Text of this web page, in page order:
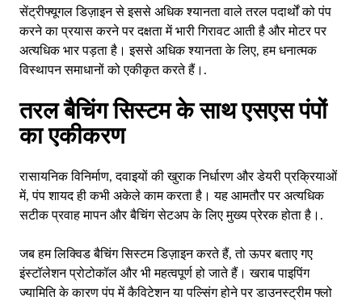
सेंट्रीफ्यूगल डिज़ाइन से इससे अधिक श्यानता वाले तरल पदार्थों को पंप
करने का प्रयास करने पर दक्षता में भारी गिरावट आती है और मोटर पर
अत्यधिक भार पड़ता है। इससे अधिक श्यानता के लिए, हम धनात्मक
विस्थापन समाधानों को एकीकृत करते हैं।.
तरल बैचिंग सिस्टम के साथ एसएस पंपों
का एकीकरण
रासायनिक विनिर्माण, दवाइयों की खुराक निर्धारण और डेयरी प्रक्रियाओं
में, पंप शायद ही कभी अकेले काम करता है। यह आमतौर पर अत्यधिक
सटीक प्रवाह मापन और बैचिंग सेटअप के लिए मुख्य प्रेरक होता है।.
जब हम लिक्विड बैचिंग सिस्टम डिज़ाइन करते हैं, तो ऊपर बताए गए
इंस्टॉलेशन प्रोटोकॉल और भी महत्वपूर्ण हो जाते हैं। खराब पाइपिंग
ज्यामिति के कारण पंप में कैविटेशन या पल्सिंग होने पर डाउनस्ट्रीम फ्लो